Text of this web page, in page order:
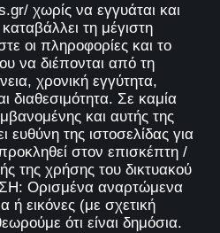
χωρίς να εγγυάται και
τη μέγιστη
οι πληροφορίες και το
να διέπονται από τη
χρονική εγγύτητα,
διαθεσιμότητα. Σε καμία
και αυτής της
ευθύνη της ιστοσελίδας για
στον επισκέπτη /
της χρήσης του δικτυακού
Ορισμένα αναρτώμενα
ή εικόνες (με σχετική
ότι είναι δημόσια.